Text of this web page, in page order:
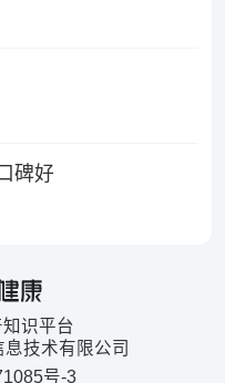
碑好
识平台
技术有限公司
号-3